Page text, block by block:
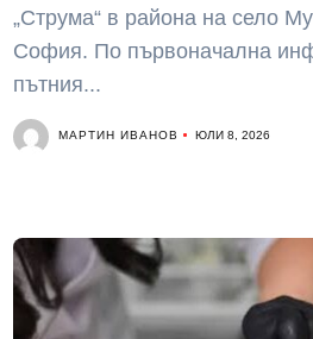
„Струма“ в района на село
София. По първоначална
пътния...
МАРТИН ИВАНОВ ЮЛИ 8, 2026